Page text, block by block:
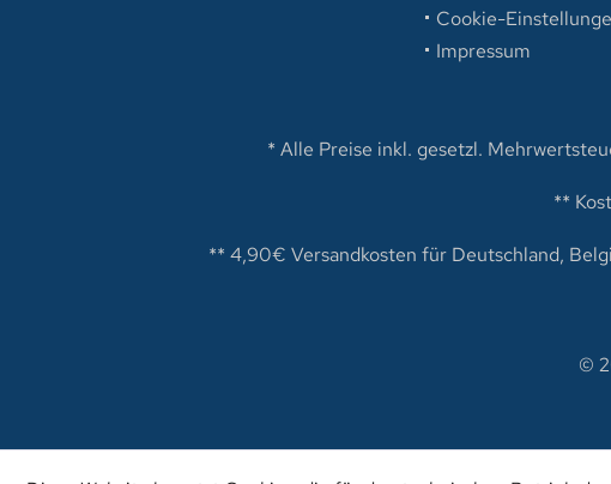
Cookie-
Impressum
* Alle Preise inkl. gesetzl.
**
** 4,90€ Versandkosten für Deutschland,
©